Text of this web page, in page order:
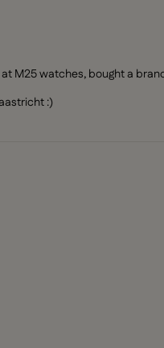
M25 watches, bought a
:)